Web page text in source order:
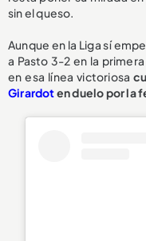
sin el queso.
Aunque en la Liga sí
a Pasto 3-2 en la
en esa línea victoriosa
Girardoten duelo por la